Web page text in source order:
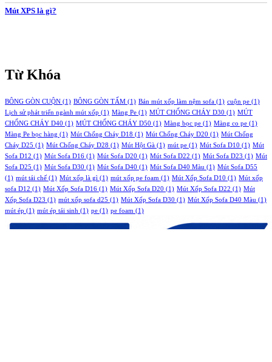
Mút XPS là gì?
Từ Khóa
BÔNG GÒN CUỘN (1) BÔNG GÒN TẤM (1) Bán mút xốp làm nệm sofa (1) cuộn pe (1)
Lịch sử phát triển ngành mút xốp (1) Màng Pe (1) MÚT CHỐNG CHÁY D30 (1) MÚT
CHỐNG CHÁY D40 (1) MÚT CHỐNG CHÁY D50 (1) Màng bọc pe (1) Màng co pe (1)
Màng Pe bọc hàng (1) Mút Chống Cháy D18 (1) Mút Chống Cháy D20 (1) Mút Chống
Cháy D25 (1) Mút Chống Cháy D28 (1) Mút Hột Gà (1) mút pe (1) Mút Sofa D10 (1) Mút
Sofa D12 (1) Mút Sofa D16 (1) Mút Sofa D20 (1) Mút Sofa D22 (1) Mút Sofa D23 (1) Mút
Sofa D25 (1) Mút Sofa D30 (1) Mút Sofa D40 (1) Mút Sofa D40 Màu (1) Mút Sofa D55
(1) mút tái chế (1) Mút xốp là gì (1) mút xốp pe foam (1) Mút Xốp Sofa D10 (1) Mút xốp
sofa D12 (1) Mút Xốp Sofa D16 (1) Mút Xốp Sofa D20 (1) Mút Xốp Sofa D22 (1) Mút
Xốp Sofa D23 (1) mút xốp sofa d25 (1) Mút Xốp Sofa D30 (1) Mút Xốp Sofa D40 Màu (1)
mút ép (1) mút ép tái sinh (1) pe (1) pe foam (1)